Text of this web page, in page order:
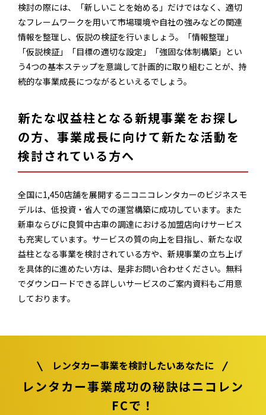
検討の際には、「新しいことを始める」だけではなく、適切
なフレームワークを用いて市場環境や自社の強みなどの関連
情報を整理し、仮説の検証を行いましょう。「情報整理」
「仮説検証」「目標の適切な設定」「強固な体制構築」とい
う4つの基本ステップを意識して計画的に取り組むことが、持
続的な事業成長につながるといえるでしょう。
新たな収益柱となる新規事業をお探し
の方、事業成長に向けて新たな活動を
検討されている方へ
全国に1,450店舗を展開するニコニコレンタカーのビジネスモ
デルは、低投資・省人での運営構築に成功しています。また
新車ならびに良質中古車の調達における加盟店向けサービス
も充実しています。サービスの質の向上を目指し、新たな収
益柱となる事業を検討されている方や、新規事業の立ち上げ
を具体的に進めたい方は、是非お問い合わせください。無料
でダウンロードできる詳しいサービスのご案内資料もご用意
しております。
レンタカー事業を検討したいあなたに
レンタカー事業成功の秘訣はニコレン
FCで！